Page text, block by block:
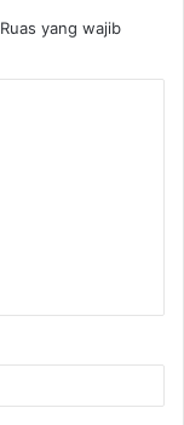
Ruas yang wajib